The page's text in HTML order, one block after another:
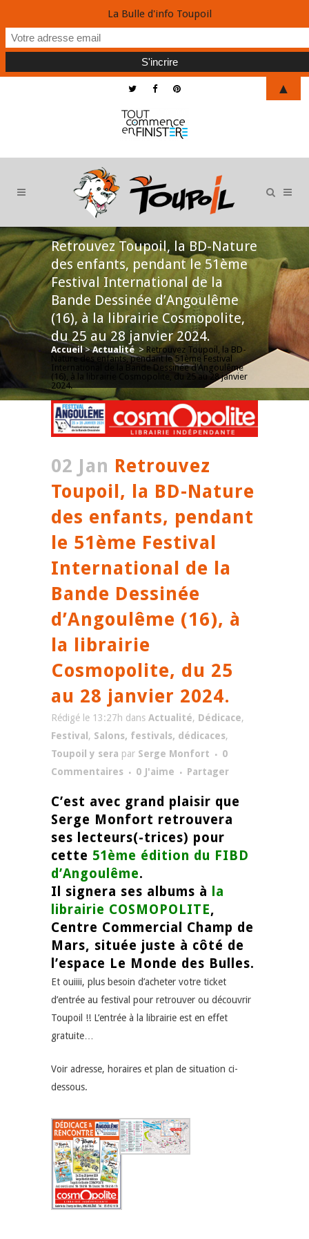
Retrouvez Toupoil, la BD-Nature
des enfants, pendant le 51ème
Festival International de la
Bande Dessinée d’Angoulême
(16), à la librairie Cosmopolite,
du 25 au 28 janvier 2024.
Accueil>Actualité > Retrouvez Toupoil, la BD-
Nature des enfants, pendant le 51ème Festival
International de la Bande Dessinée d’Angoulême
(16), à la librairie Cosmopolite, du 25 au 28 janvier
2024.
02 Jan Retrouvez
Toupoil, la BD-Nature
des enfants, pendant
le 51ème Festival
International de la
Bande Dessinée
d’Angoulême (16), à
la librairie
Cosmopolite, du 25
au 28 janvier 2024.
Rédigé le 13:27h dans Actualité, Dédicace,
Festival , Salons, festivals, dédicaces,
Toupoil y sera par Serge Monfort
0
Commentaires
0 J'aime Partager
C’est avec grand plaisir que
Serge Monfort retrouvera
ses lecteurs(-trices) pour
cette 51ème édition du FIBD
d’Angoulême.
Il signera ses albums à
la
librairie COSMOPOLITE,
Centre Commercial Champ de
Mars, située juste à côté de
l’espace Le Monde des Bulles.
Et ouiiii, plus besoin d’acheter votre ticket
d’entrée au festival pour retrouver ou découvrir
Toupoil !! L’entrée à la librairie est en effet
gratuite…
Voir adresse, horaires et plan de situation ci-
dessous.
La Bulle d'info Toupoil
▲